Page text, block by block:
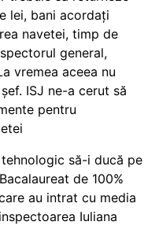
lei, bani acordați
navetei, timp de
general,
vremea aceea nu
ISJ ne-a cerut să
pentru
să-i ducă pe
de 100%
au intrat cu media
Iuliana